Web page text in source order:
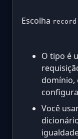
Escolha
O tipo é
domínio,
Você